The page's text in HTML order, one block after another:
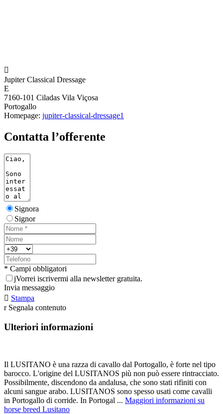

Jupiter Classical Dressage
E
7160-101 Ciladas Vila Viçosa
Portogallo
Homepage: jupiter-classical-dressage1
Contatta l’offerente
Signora
Signor
* Campi obbligatori
jVorrei iscrivermi alla newsletter gratuita.
Invia messaggio
 Stampa
r Segnala contenuto
Ulteriori informazioni
Il LUSITANO è una razza di cavallo dal Portogallo, è forte nel tipo
barocco. L'origine del LUSITANOS più non può essere rintracciato.
Possibilmente, discendono da andalusa, che sono stati rifiniti con
alcuni sangue arabo. LUSITANOS sono spesso usati come cavalli
in Portogallo di corride. In Portogal ... Maggiori informazioni su
horse breed Lusitano